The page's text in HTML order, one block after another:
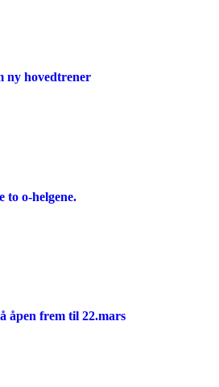
ny hovedtrener
to o-helgene.
åpen frem til 22.mars